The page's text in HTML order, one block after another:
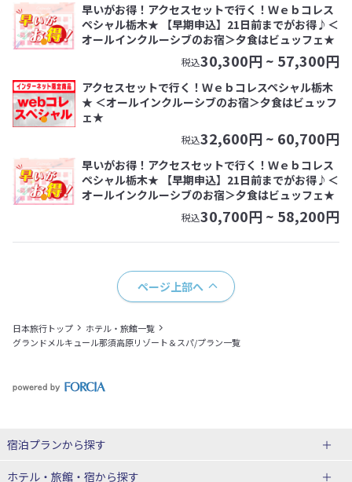
早いがお得！アクセスセットで行く！Ｗｅｂコレス
ペシャル栃木★ 【早期申込】21日前までがお得♪＜
オールインクルーシブのお宿＞夕食はビュッフェ★
税込30,300円 ~ 57,300円
アクセスセットで行く！Ｗｅｂコレスペシャル栃木
★ ＜オールインクルーシブのお宿＞夕食はビュッフ
ェ★
税込32,600円 ~ 60,700円
早いがお得！アクセスセットで行く！Ｗｅｂコレス
ペシャル栃木★ 【早期申込】21日前までがお得♪＜
オールインクルーシブのお宿＞夕食はビュッフェ★
税込30,700円 ~ 58,200円
ページ上部へ
日本旅行トップ
ホテル・旅館一覧
グランドメルキュール那須高原リゾート＆スパ/プラン一覧
宿泊プランから探す
北海道
ホテル・旅館・宿から探す